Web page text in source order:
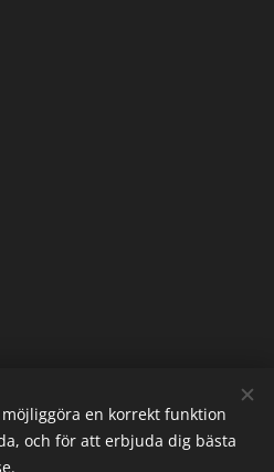
LarmButiken Cookies
en korrekt funktion
och för att erbjuda dig bästa